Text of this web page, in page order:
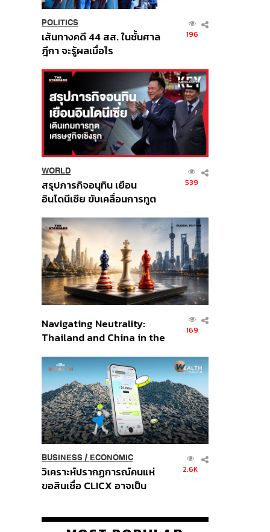
POLITICS
เส้นทางคดี 44 สส. ในชั้นศาล
ฎีกา จะรู้ผลเมื่อไร
196
WORLD
สรุปภารกิจอนุทิน เยือน
อินโดนีเซีย ขับเคลื่อนการทูต
ส่วนยุทธศาสตร์ไทย –
อินโดนีเซีย
539
Navigating Neutrality:
Thailand and China in the
Order
169
BUSINESS/ ECONOMIC
วิเคราะห์ปรากฏการณ์คนแห่
ขอสินเชื่อ CLICX อาจเป็น
ปัญหาหนี้ครัวเรือนไทยที่ถูกซุก
2.6K